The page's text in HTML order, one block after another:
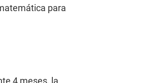
para
4 meses, la